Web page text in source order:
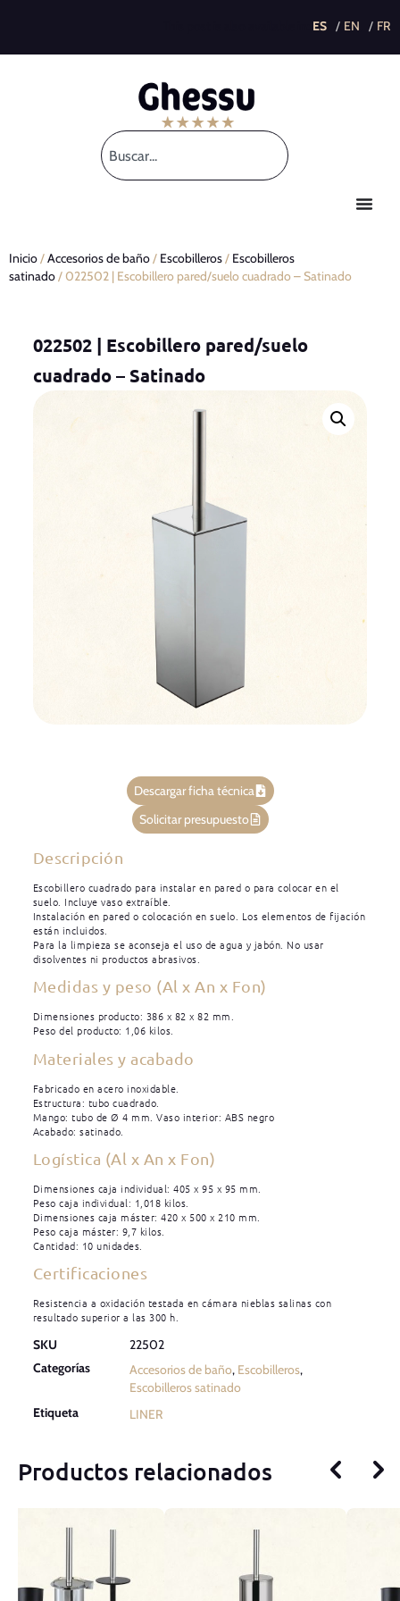
Inicio/Accesorios de baño/ Escobilleros/ Escobilleros
satinado/ 022502 | Escobillero pared/suelo cuadrado – Satinado
022502 | Escobillero pared/suelo
cuadrado – Satinado
Descargar ficha técnica
Solicitar presupuesto
Descripción
Escobillero cuadrado para instalar en pared o para colocar en el
suelo. Incluye vaso extraíble.
Instalación en pared o colocación en suelo. Los elementos de fijación
están incluidos.
Para la limpieza se aconseja el uso de agua y jabón. No usar
disolventes ni productos abrasivos.
Medidas y peso (Al x An x Fon)
Dimensiones producto: 386 x 82 x 82 mm.
Peso del producto: 1,06 kilos.
Materiales y acabado
Fabricado en acero inoxidable.
Estructura: tubo cuadrado.
Mango: tubo de Ø 4 mm. Vaso interior: ABS negro
Acabado: satinado.
Logística (Al x An x Fon)
Dimensiones caja individual: 405 x 95 x 95 mm.
Peso caja individual: 1,018 kilos.
Dimensiones caja máster: 420 x 500 x 210 mm.
Peso caja máster: 9,7 kilos.
Cantidad: 10 unidades.
Certificaciones
Resistencia a oxidación testada en cámara nieblas salinas con
resultado superior a las 300 h.
SKU
22502
Categorías
Accesorios de baño, Escobilleros,
Escobilleros satinado
Etiqueta
LINER
Productos relacionados